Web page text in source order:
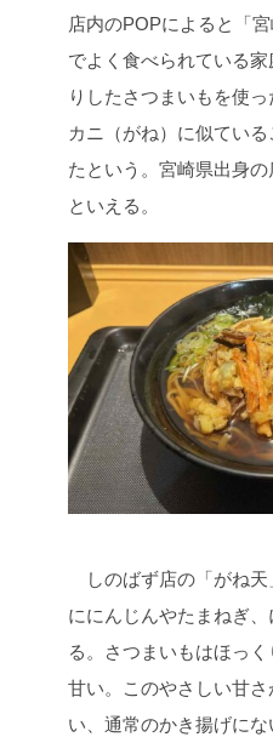
店内のPOPによると「
でよく食べられている
りしたさつまいもを使
カニ（がね）に似てい
たという。宮崎県出身
といえる。
しのばず店の「がね天
ににんじんやたまねぎ
る。さつまいもはほっ
甘い。このやさしい甘
い、通常のかき揚げにな